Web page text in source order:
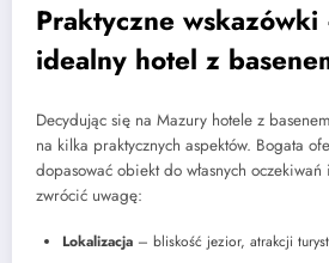
Praktyczne
idealny hotel z
Decydując się na Mazury hotele z
na kilka praktycznych aspektów. Bogata
dopasować obiekt do własnych
zwrócić uwagę:
Lokalizacja – bliskość jezior, atrakcji